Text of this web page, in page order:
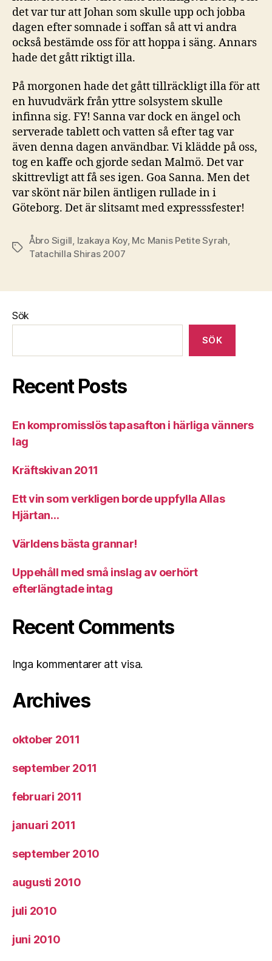
det var tur att Johan som skulle upp och jobba
dagen efter somnade i soffan så att vi andra
också bestämde oss för att hoppa i säng. Annars
hade det gått riktigt illa.
På morgonen hade det gått tillräckligt illa för att
en huvudvärk från yttre solsystem skulle
infinna sig. FY! Sanna var dock en ängel och
serverade tablett och vatten så efter tag var
även denna dagen användbar. Vi klädde på oss,
tog en kaffe och gjorde sedan Malmö. Det var
skittrevligt att få ses igen. Goa Sanna. Men det
var skönt när bilen äntligen rullade in i
Göteborg. Det är slitsamt med expresssfester!
Etiketter
Åbro Sigill, Izakaya Koy, Mc Manis Petite Syrah,
Tatachilla Shiras 2007
Sök
SÖK
Recent Posts
En kompromisslös tapasafton i härliga vänners
lag
Kräftskivan 2011
Ett vin som verkligen borde uppfylla Allas
Hjärtan…
Världens bästa grannar!
Uppehåll med små inslag av oerhört
efterlängtade intag
Recent Comments
Inga kommentarer att visa.
Archives
oktober 2011
september 2011
februari 2011
januari 2011
september 2010
augusti 2010
juli 2010
juni 2010